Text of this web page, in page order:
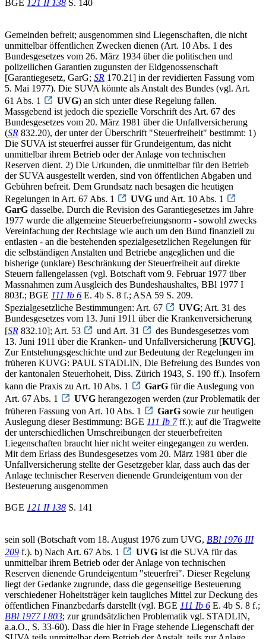
BGE 121 II 138 S. 140
Gemeinden befreit; ausgenommen sind Liegenschaften, die nicht
unmittelbar öffentlichen Zwecken dienen (Art. 10 Abs. 1 des
Bundesgesetzes vom 26. März 1934 über die politischen und
polizeilichen Garantien zugunsten der Eidgenossenschaft
[Garantiegesetz, GarG; SR 170.21] in der revidierten Fassung vom
5. Mai 1977). Die SUVA könnte als Anstalt des Bundes (vgl. Art.
61 Abs. 1
UVG) an sich unter diese Regelung fallen.
Massgebend ist jedoch die spezielle Vorschrift des Art. 67 des
Bundesgesetzes vom 20. März 1981 über die Unfallversicherung
(SR 832.20), der unter der Überschrift "Steuerfreiheit" bestimmt: 1)
Die SUVA ist steuerfrei ausser für Grundeigentum, das nicht
unmittelbar ihrem Betrieb oder der Anlage von technischen
Reserven dient. 2) Die Urkunden, die unmittelbar für den Betrieb
der SUVA ausgestellt werden, sind von öffentlichen Abgaben und
Gebühren befreit. Dem Grundsatz nach besagen die heutigen
Regelungen in Art. 67 Abs. 1
UVG und Art. 10 Abs. 1
GarG dasselbe. Durch die Revision des Garantiegesetzes im Jahre
1977 wurde die allgemeine Steuerbefreiungsnorm - sowohl zwecks
Vereinfachung der Rechtslage wie auch um den Bund finanziell zu
entlasten - an die bestehenden spezialgesetzlichen Regelungen für
die selbständigen Anstalten und Betriebe angeglichen und die
bisherige (unklare) Beschränkung der Steuerfreiheit auf direkte
Steuern fallengelassen (vgl. Botschaft vom 9. Februar 1977 über
Massnahmen zum Ausgleich des Bundeshaushaltes, BBl 1977 I
803f.; BGE 111 Ib 6 E. 4b S. 8 f.; ASA 59 S. 209.
Spezialgesetzliche Bestimmungen: Art. 67
UVG; Art. 31 des
Bundesgesetzes vom 13. Juni 1911 über die Krankenversicherung
[SR 832.10]; Art. 53 und Art. 31
des Bundesgesetzes vom
13. Juni 1911 über die Kranken- und Unfallversicherung [KUVG].
Zur Entstehungsgeschichte und zur Bedeutung der Regelungen im
früheren KUVG: PAUL STADLIN, Die Befreiung des Bundes von
der kantonalen Steuerhoheit, Diss. Zürich 1943, S. 190 ff.). Insofern
kann die Praxis zu Art. 10 Abs. 1
GarG für die Auslegung von
Art. 67 Abs. 1
UVG herangezogen werden (zur Problematik der
früheren Fassung von Art. 10 Abs. 1
GarG sowie zur heutigen
Auslegung dieser Bestimmung: BGE 111 Ib 7ff.); auf die Tragweite
der unterschiedlichen Umschreibungen der steuerbefreiten
Liegenschaften braucht hier nicht weiter eingegangen zu werden.
Mit dem Erlass des Bundesgesetzes vom 20. März 1981 über die
Unfallversicherung stellte der Gesetzgeber klar, dass auch das der
Anlage technischer Reserven dienende Grundeigentum von der
Besteuerung ausgenommen
BGE 121 II 138 S. 141
sein soll (Botschaft vom 18. August 1976 zum UVG, BBl 1976 III
209 f.). b) Nach Art. 67 Abs. 1 UVG ist die SUVA für das
unmittelbar ihrem Betrieb oder der Anlage von technischen
Reserven dienende Grundeigentum "steuerfrei". Dieser Regelung
liegt der Gedanke zugrunde, dass die gegenseitige Besteuerung
verschiedener Hoheitsträger kein taugliches Mittel zur Deckung des
öffentlichen Finanzbedarfs darstellt (vgl. BGE 111 Ib 6 E. 4b S. 8 f.;
BBl 1977 I 803; zur grundsätzlichen Problematik vgl. STADLIN,
a.a.O., S. 33-60). Dass die hier in Frage stehende Liegenschaft der